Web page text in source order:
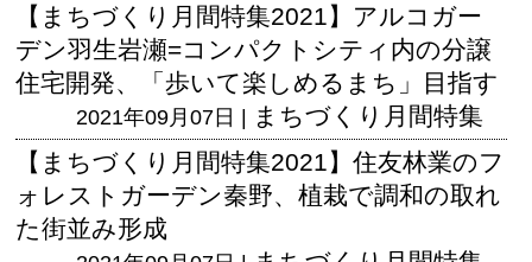
【まちづくり月間特集2021】アルコガー
デン羽生岩瀬=コンパクトシティ内の分譲
住宅開発、「歩いて楽しめるまち」目指す
2021年09月07日 | まちづくり月間特集
【まちづくり月間特集2021】住友林業のフ
ォレストガーデン秦野、植栽で調和の取れ
た街並み形成